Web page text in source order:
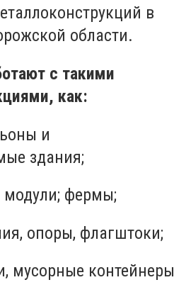
в
области.
с такими
как:
и
здания;
модули; фермы;
опоры, флагштоки;
мусорные контейнеры